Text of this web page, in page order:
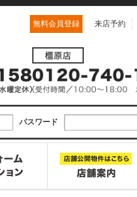
無料会員登録 来店予約
パスワード